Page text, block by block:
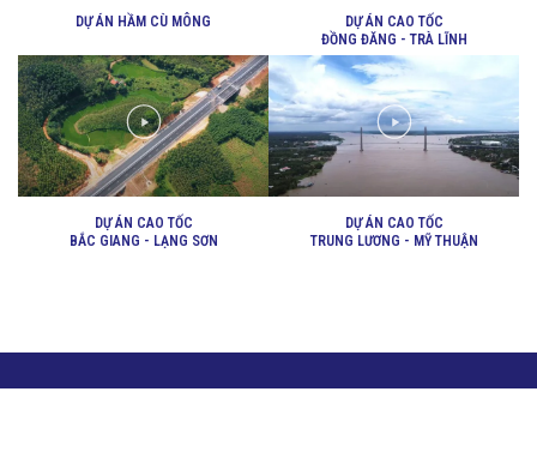
DỰ ÁN HẦM CÙ MÔNG
DỰ ÁN CAO TỐC
ĐỒNG ĐĂNG - TRÀ LĨNH
DỰ ÁN CAO TỐC
BẮC GIANG - LẠNG SƠN
DỰ ÁN CAO TỐC
TRUNG LƯƠNG - MỸ THUẬN